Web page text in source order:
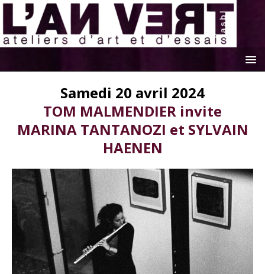
Samedi 20 avril 2024
TOM MALMENDIER invite
MARINA TANTANOZI et SYLVAIN
HAENEN